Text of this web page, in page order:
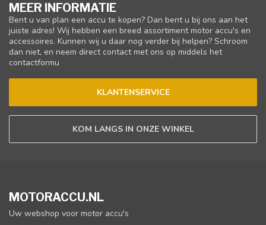
MEER INFORMATIE
Bent u van plan een accu te kopen? Dan bent u bij ons aan het
juiste adres! Wij hebben een breed assortiment motor accu's en
accessoires. Kunnen wij u daar nog verder bij helpen? Schroom
dan niet, en neem direct contact met ons op middels het
contactformu
KLANTENSERVICE
KOM LANGS IN ONZE WINKEL
MOTORACCU.NL
Uw webshop voor motor accu's